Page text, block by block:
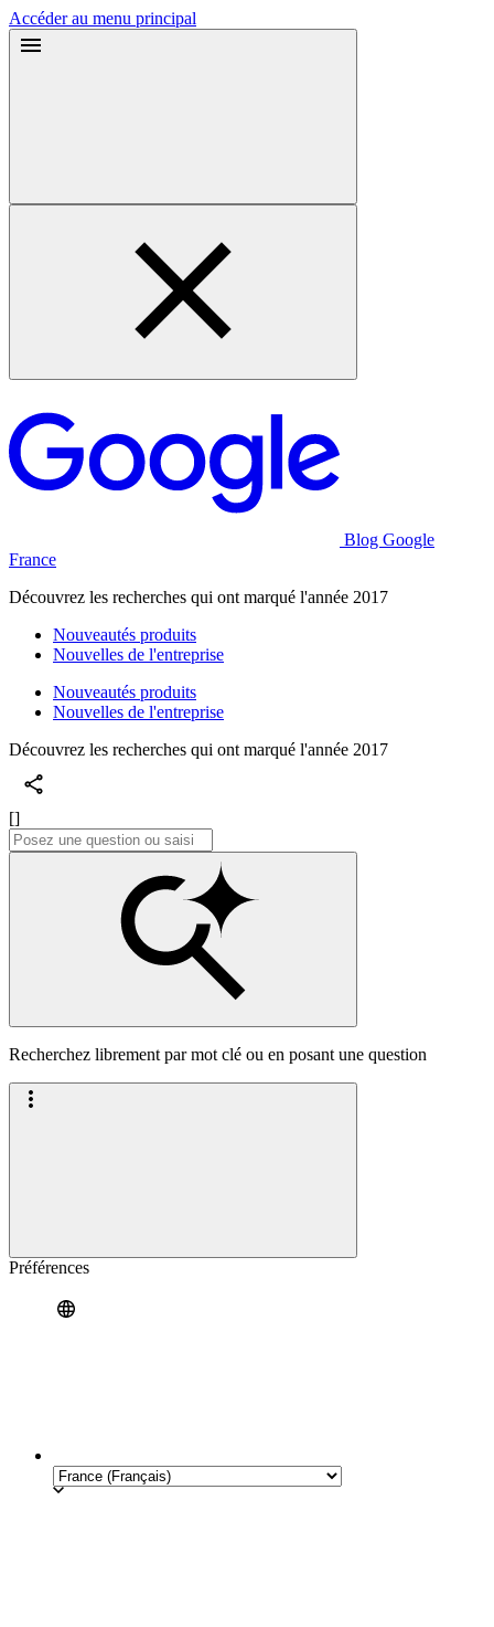
Accéder au menu principal
Blog Google
France
Découvrez les recherches qui ont marqué l'année 2017
Nouveautés produits
Nouvelles de l'entreprise
Nouveautés produits
Nouvelles de l'entreprise
Découvrez les recherches qui ont marqué l'année 2017
[]
Recherchez librement par mot clé ou en posant une question
Préférences